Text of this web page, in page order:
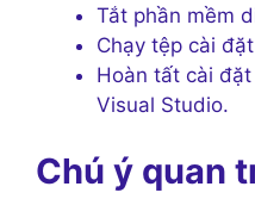
Tắt phần mềm
Chạy tệp cài
Hoàn tất cài
Visual Studio.
Chú ý quan